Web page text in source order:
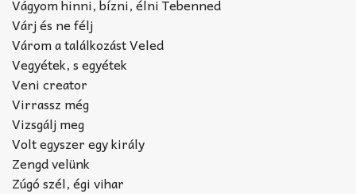
Vágyom hinni, bízni, élni Tebenned
Várj és ne félj
Várom a találkozást Veled
Vegyétek, s egyétek
Veni creator
Virrassz még
Vizsgálj meg
Volt egyszer egy király
Zengd velünk
Zúgó szél, égi vihar